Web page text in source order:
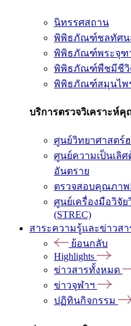
นิทรรศสถาน
พิพิธภัณฑ์ชลทัศน
พิพิธภัณฑ์พระจุฑ
พิพิธภัณฑ์พืชมีชีวิ
พิพิธภัณฑ์สมุนไพ
บริการตรวจวิเคราะห์
ศูนย์วิทยาศาสตร์
ศูนย์ความเป็นเลิ
อันตราย
ตรวจสอบคุณภาพ
ศูนย์เครื่องมือวิจั
(STREC)
สาระความรู้และข่าวสา
ย้อนกลับ
Highlights
ข่าวสารทั้งหมด
ข่าวจุฬาฯ
ปฏิทินกิจกรรม